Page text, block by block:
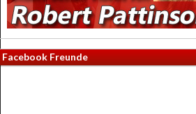
Facebook Freunde